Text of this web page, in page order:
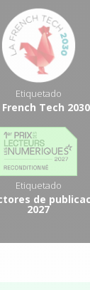
Etiquetado
French Tech 2030
Etiquetado
de
2027